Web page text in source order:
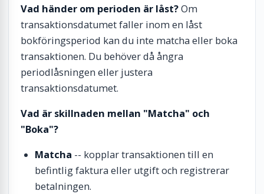
Vad händer om perioden är låst?Om
transaktionsdatumet faller inom en låst
bokföringsperiod kan du inte matcha eller boka
transaktionen. Du behöver då ångra
periodlåsningen eller justera
transaktionsdatumet.
Vad är skillnaden mellan "Matcha" och
"Boka"?
Matcha -- kopplar transaktionen till en
befintlig faktura eller utgift och registrerar
betalningen.